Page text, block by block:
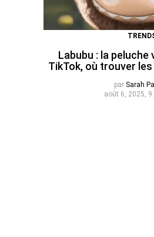
Labubu : la
TikTok, où trouver
par Sarah
août 6, 2025,